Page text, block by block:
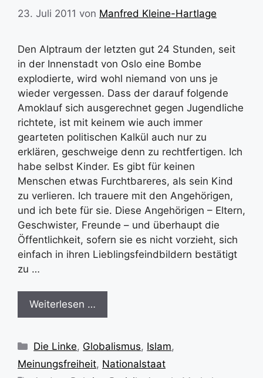
23. Juli 2011 von Manfred Kleine-Hartlage
Den Alptraum der letzten gut 24 Stunden, seit
in der Innenstadt von Oslo eine Bombe
explodierte, wird wohl niemand von uns je
wieder vergessen. Dass der darauf folgende
Amoklauf sich ausgerechnet gegen Jugendliche
richtete, ist mit keinem wie auch immer
gearteten politischen Kalkül auch nur zu
erklären, geschweige denn zu rechtfertigen. Ich
habe selbst Kinder. Es gibt für keinen
Menschen etwas Furchtbareres, als sein Kind
zu verlieren. Ich trauere mit den Angehörigen,
und ich bete für sie. Diese Angehörigen – Eltern,
Geschwister, Freunde – und überhaupt die
Öffentlichkeit, sofern sie es nicht vorzieht, sich
einfach in ihren Lieblingsfeindbildern bestätigt
zu …
Weiterlesen …
Kategorien
Die Linke, Globalismus, Islam,
Meinungsfreiheit, Nationalstaat